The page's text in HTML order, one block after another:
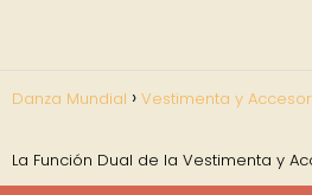
Danza Mundial Vestimenta y
La Función Dual de la Vestimenta y